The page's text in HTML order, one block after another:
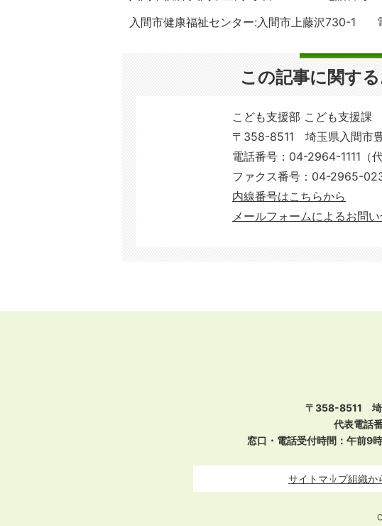
入間市健康福祉センター:入間市上藤沢730-1
この記事に関す
こども支援部 こども支援課
〒358-8511 埼玉県入間市
電話番号：04-2964-1111（代
ファクス番号：04-2965-
内線番号はこちらから
メールフォームによるお問
〒358-8511 埼
代表電話
窓口・電話受付時間：午前9
サイトマップ組織か